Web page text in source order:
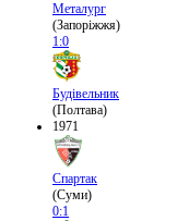
Металург
(Запоріжжя)
1:0
Будівельник
(Полтава)
1971
Спартак
(Суми)
0:1